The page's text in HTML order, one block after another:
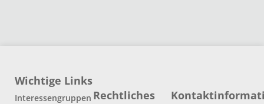
Wichtige Links
Interessengruppen Rechtliches